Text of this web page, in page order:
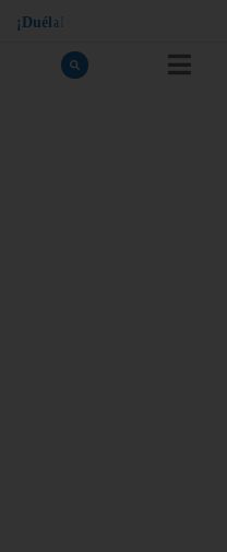
¡ Dué a